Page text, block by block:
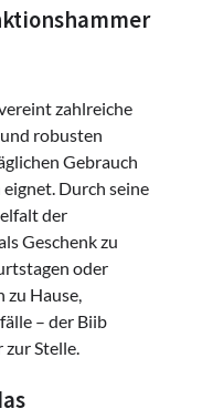
zahlreiche
robusten
Gebrauch
Durch seine
der
Geschenk zu
oder
zu Hause,
– der Biib
Stelle.